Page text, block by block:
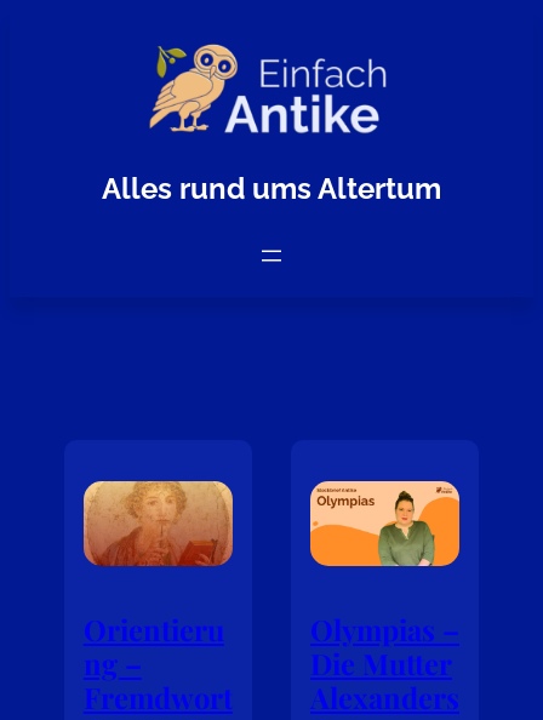
Alles rund ums Altertum
Orientieru
ng –
Fremdwort
Olympias –
Die Mutter
Alexanders